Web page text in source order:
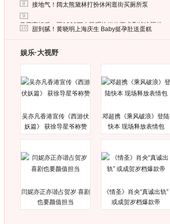
8 接地气！阔太熊黛林打扮休闲逛街买厕所泵
9
马蓉离婚后，砸1000万人民币给媒体要求删掉这照片
10 甜到腻！黄晓明上海庆生 Baby挺孕肚送蛋糕
娱乐·大视野
吴亦凡香港宣传《西游伏
妖篇》 获徐导星爷称赞
邓超携《乘风破浪》登陆
快本 现场释放表情包
闫妮亦正亦谐占贺岁 喜剧
也要颜值担当
《情圣》肖央“真诚出轨”
或成贺岁档爆款帝